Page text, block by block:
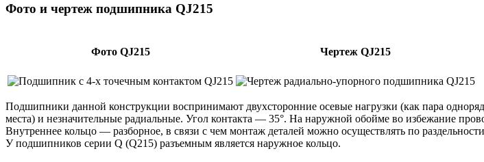
Фото и чертеж подшипника QJ215
Фото QJ215 Чертеж QJ215
Подшипники данной конструкции воспринимают двухсторонние осевые нагрузки (как пара
места) и незначительные радиальные. Угол контакта — 35°. На наружной обойме во избежание
Внутреннее кольцо — разборное, в связи с чем монтаж деталей можно осуществлять по
У подшипников серии Q (Q215) разъемным является наружное кольцо.